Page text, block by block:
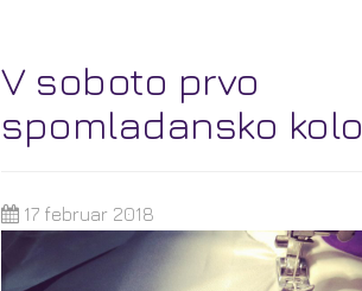
V soboto prvo
spomladansko kolo
17 februar 2018